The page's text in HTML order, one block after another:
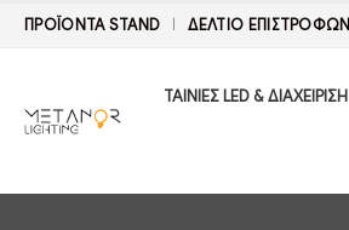
ΠΡΟΪΟΝΤΑ STAND ΔΕΛΤΊΟ ΕΠΙΣΤΡΟΦΏΝ
ΤΑΙΝΙΕΣ LED & ΔΙΑΧΕΙΡΙΣΗ